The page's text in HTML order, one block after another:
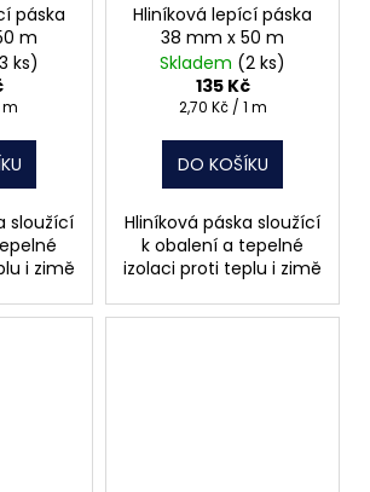
páska
m
ks)
m
sloužící
i zimě
Hliníková lepící páska
38 mm x 50 m
Skladem (2 ks)
135 Kč
Měrná
2,70 Kč / 1 m
DO KOŠÍKU
Hliníková páska sloužící
k obalení a tepelné
izolaci proti teplu i zimě